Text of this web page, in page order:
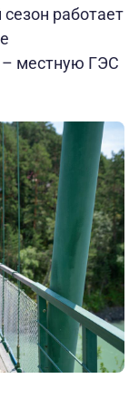
работает
– местную ГЭС